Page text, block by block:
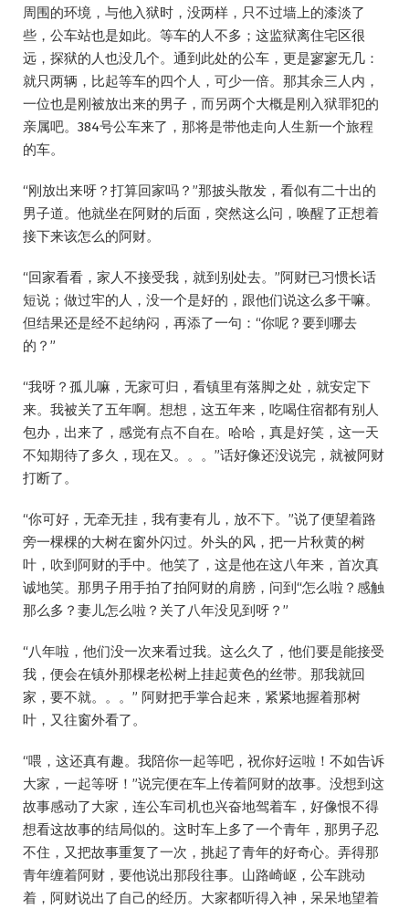
周围的环境，与他入狱时，没两样，只不过墙上的漆淡了
些，公车站也是如此。等车的人不多；这监狱离住宅区很
远，探狱的人也没几个。通到此处的公车，更是寥寥无几：
就只两辆，比起等车的四个人，可少一倍。那其余三人内，
一位也是刚被放出来的男子，而另两个大概是刚入狱罪犯的
亲属吧。384号公车来了，那将是带他走向人生新一个旅程
的车。
“刚放出来呀？打算回家吗？”那披头散发，看似有二十出的
男子道。他就坐在阿财的后面，突然这么问，唤醒了正想着
接下来该怎么的阿财。
“回家看看，家人不接受我，就到别处去。”阿财已习惯长话
短说；做过牢的人，没一个是好的，跟他们说这么多干嘛。
但结果还是经不起纳闷，再添了一句：“你呢？要到哪去
的？”
“我呀？孤儿嘛，无家可归，看镇里有落脚之处，就安定下
来。我被关了五年啊。想想，这五年来，吃喝住宿都有别人
包办，出来了，感觉有点不自在。哈哈，真是好笑，这一天
不知期待了多久，现在又。。。”话好像还没说完，就被阿财
打断了。
“你可好，无牵无挂，我有妻有儿，放不下。”说了便望着路
旁一棵棵的大树在窗外闪过。外头的风，把一片秋黄的树
叶，吹到阿财的手中。他笑了，这是他在这八年来，首次真
诚地笑。那男子用手拍了拍阿财的肩膀，问到“怎么啦？感触
那么多？妻儿怎么啦？关了八年没见到呀？”
“八年啦，他们没一次来看过我。这么久了，他们要是能接受
我，便会在镇外那棵老松树上挂起黄色的丝带。那我就回
家，要不就。。。” 阿财把手掌合起来，紧紧地握着那树
叶，又往窗外看了。
“喂，这还真有趣。我陪你一起等吧，祝你好运啦！不如告诉
大家，一起等呀！”说完便在车上传着阿财的故事。没想到这
故事感动了大家，连公车司机也兴奋地驾着车，好像恨不得
想看这故事的结局似的。这时车上多了一个青年，那男子忍
不住，又把故事重复了一次，挑起了青年的好奇心。弄得那
青年缠着阿财，要他说出那段往事。山路崎岖，公车跳动
着，阿财说出了自己的经历。大家都听得入神，呆呆地望着